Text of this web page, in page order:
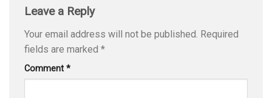
Leave a Reply
Your email address will not be published. Required
fields are marked *
Comment *